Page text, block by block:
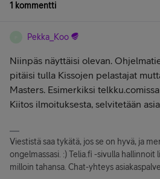
1 kommentti
Pekka_Koo
Niinpäs näyttäisi olevan.
pitäisi tulla Kissojen pelastajat
Masters. Esimerkiksi
Kiitos ilmoituksesta, selvitetään
Viestistä saa tykätä, jos se on hyvä, ja
ongelmassasi. :) Telia.fi -sivulla hallinnoit
milloin tahansa. Chat-yhteys